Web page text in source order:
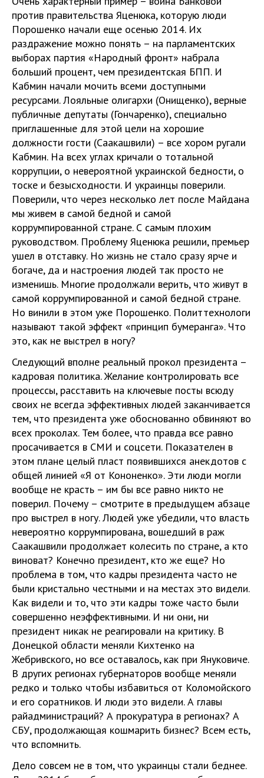
против правительства Яценюка, которую люди
Порошенко начали еще осенью 2014. Их
раздражение можно понять – на парламентских
выборах партия «Народный фронт» набрала
больший процент, чем президентская БПП. И
Кабмин начали мочить всеми доступными
ресурсами. Лояльные олигархи (Онищенко), верные
публичные депутаты (Гончаренко), специально
приглашенные для этой цели на хорошие
должности гости (Саакашвили) – все хором ругали
Кабмин. На всех углах кричали о тотальной
коррупции, о невероятной украинской бедности, о
тоске и безысходности. И украинцы поверили.
Поверили, что через несколько лет после Майдана
мы живем в самой бедной и самой
коррумпированной стране. С самым плохим
руководством. Проблему Яценюка решили, премьер
ушел в отставку. Но жизнь не стало сразу ярче и
богаче, да и настроения людей так просто не
изменишь. Многие продолжали верить, что живут в
самой коррумпированной и самой бедной стране.
Но винили в этом уже Порошенко. Политтехнологи
называют такой эффект «принцип бумеранга». Что
это, как не выстрел в ногу?
Следующий вполне реальный прокол президента –
кадровая политика. Желание контролировать все
процессы, расставить на ключевые посты всюду
своих не всегда эффективных людей заканчивается
тем, что президента уже обоснованно обвиняют во
всех проколах. Тем более, что правда все равно
просачивается в СМИ и соцсети. Показателен в
этом плане целый пласт появившихся анекдотов с
общей линией «Я от Кононенко». Эти люди могли
вообще не красть – им бы все равно никто не
поверил. Почему – смотрите в предыдущем абзаце
про выстрел в ногу. Людей уже убедили, что власть
невероятно коррумпирована, вошедший в раж
Саакашвили продолжает колесить по стране, а кто
виноват? Конечно президент, кто же еще? Но
проблема в том, что кадры президента часто не
были кристально честными и на местах это видели.
Как видели и то, что эти кадры тоже часто были
совершенно неэффективными. И ни они, ни
президент никак не реагировали на критику. В
Донецкой области меняли Кихтенко на
Жебривского, но все оставалось, как при Януковиче.
В других регионах губернаторов вообще меняли
редко и только чтобы избавиться от Коломойского
и его соратников. И люди это видели. А главы
райадминистраций? А прокуратура в регионах? А
СБУ, продолжающая кошмарить бизнес? Всем есть,
что вспомнить.
Дело совсем не в том, что украинцы стали беднее.